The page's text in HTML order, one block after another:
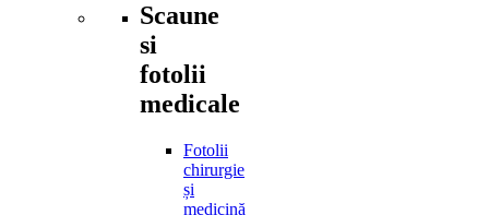
Scaune
si
fotolii
medicale
Fotolii
chirurgie
și
medicină